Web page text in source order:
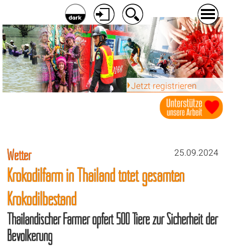
Jetzt registrieren
25.09.2024
Wetter
Krokodilfarm in Thailand tötet gesamten
Krokodilbestand
Thailändischer Farmer opfert 500 Tiere zur Sicherheit der
Bevölkerung